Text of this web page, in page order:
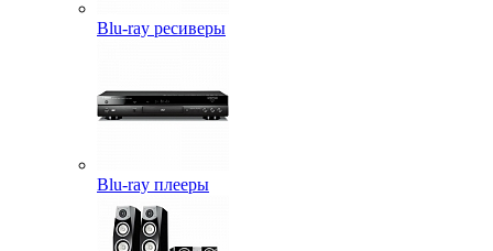
Blu-ray ресиверы
Blu-ray плееры